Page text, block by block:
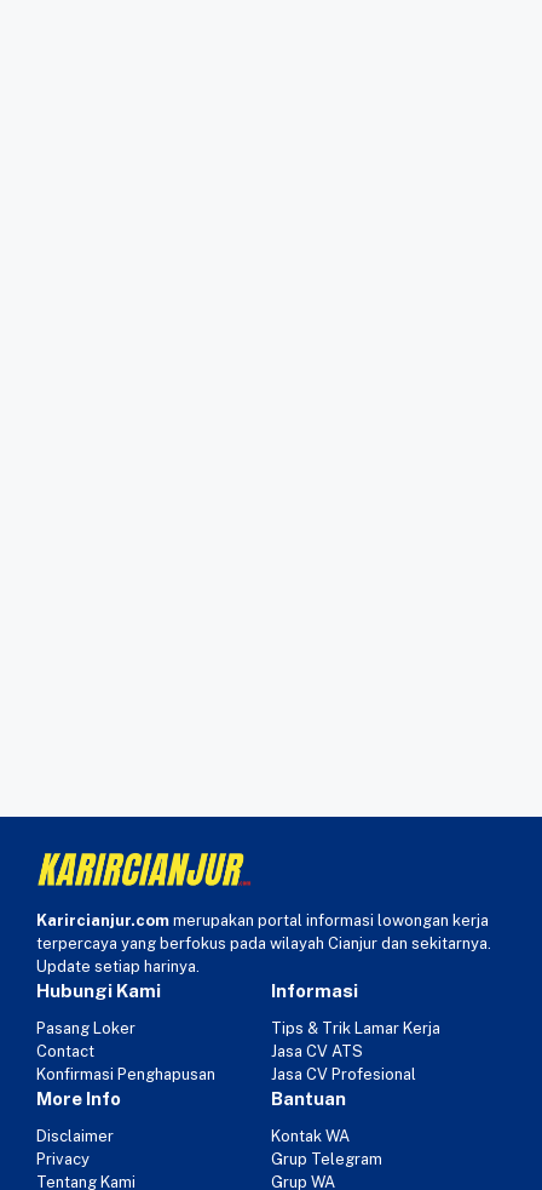
Karircianjur.com merupakan portal informasi lowongan kerja
terpercaya yang berfokus pada wilayah Cianjur dan sekitarnya.
Update setiap harinya.
Hubungi Kami
Pasang Loker
Contact
Konfirmasi Penghapusan
Informasi
Tips & Trik Lamar Kerja
Jasa CV ATS
Jasa CV Profesional
More Info
Disclaimer
Privacy
Tentang Kami
Bantuan
Kontak WA
Grup Telegram
Grup WA